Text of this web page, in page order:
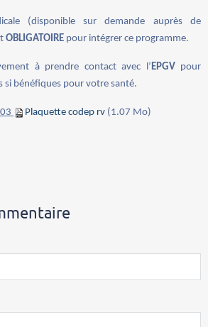
(disponible sur demande auprès de
OBLIGATOIRE pour intégrer ce programme.
à prendre contact avec l’EPGV pour
si bénéfiques pour votre santé.
Plaquette codep rv (1.07 Mo)